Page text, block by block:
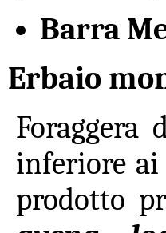
Barra
Erbaio
inferiore
prodotto